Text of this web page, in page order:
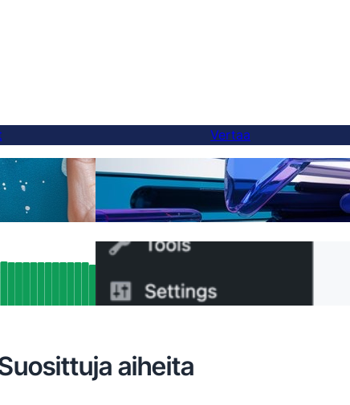
FluentC:n
Vertaa
Lopulta parempi Weglot-vaihtoehto — ja
voit vaihtaa 5 minuutissa
minuutissa
aiheita